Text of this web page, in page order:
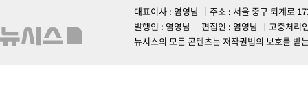
대표이사 : 염영남
주소 : 서울 중구 퇴계로
발행인 : 염영남
편집인 : 염영남
고충처리
뉴시스의 모든 콘텐츠는 저작권법의 보호를